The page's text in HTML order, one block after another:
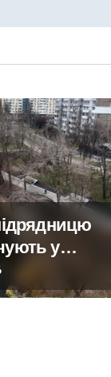
у
понад
гривень